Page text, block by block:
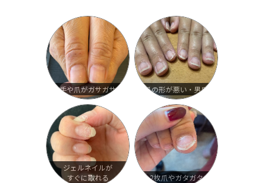
手や爪がガサガサ 爪の形が悪い・男爪
ジェルネイルが
すぐに取れる
2枚爪やガタガタ